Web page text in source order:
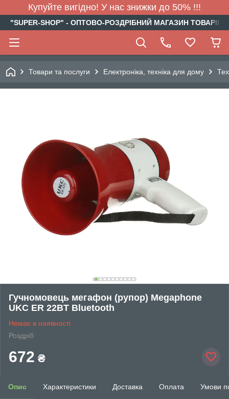
Купуйте вигідно! У нас знижки до 50% !!!
"SUPER-SHOP" - ОПТОВО-РОЗДРІБНИЙ МАГАЗИН
Товари та послуги Електроніка, техніка для дому
Гучномовець мегафон (рупор) Megaphone
UKC ER 22BT Bluetooth
Немає в наявності
Роздріб
672 ₴
Опис Характеристики Доставка Оплата Умови